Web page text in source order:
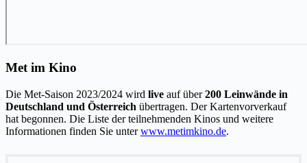
Met im Kino
Die Met-Saison 2023/2024 wird live auf über200 Leinwände in
Deutschland und Österreich übertragen. Der Kartenvorverkauf
hat begonnen. Die Liste der teilnehmenden Kinos und weitere
Informationen finden Sie unterwww.metimkino.de.